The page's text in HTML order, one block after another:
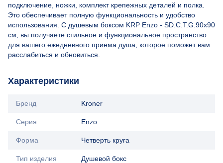
подключение, ножки, комплект крепежных деталей и полка.
Это обеспечивает полную функциональность и удобство
использования. С душевым боксом KRP Enzo - SD.C.T.G.90x90
см, вы получаете стильное и функциональное пространство
для вашего ежедневного приема душа, которое поможет вам
расслабиться и обновиться.
Характеристики
Бренд Kroner
Серия Enzo
Форма Четверть круга
Тип изделия Душевой бокс